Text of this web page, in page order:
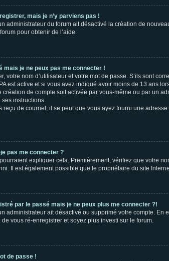
mais je n’y parviens pas !
administrateur du forum ait désactivé la création de
pour obtenir de l’aide.
mais je ne peux pas me connecter !
votre nom d’utilisateur et votre mot de passe. S’ils sont
est active et si vous avez indiqué avoir moins de 13 ans
création de compte soit activée par vous-même ou par un
instructions.
reçu de courriel, il se peut que vous ayez fourni une
pas me connecter ?
expliquer cela. Premièrement, vérifiez que votre
Il est également possible que le propriétaire du site
par le passé mais je ne peux plus me connecter ?!
administrateur ait désactivé ou supprimé votre compte.
de vous ré-enregistrer et soyez plus investi sur le forum.
de passe !